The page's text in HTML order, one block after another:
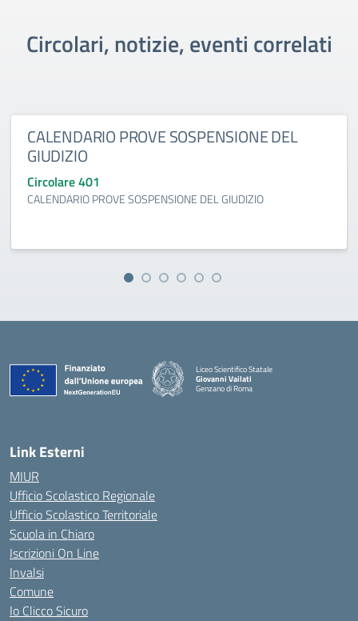
Circolari, notizie, eventi correlati
CALENDARIO PROVE SOSPENSIONE DEL
GIUDIZIO
Circolare 401
CALENDARIO PROVE SOSPENSIONE DEL GIUDIZIO
Liceo Scientifico Statale
Giovanni Vailati
Genzano di Roma
Link Esterni
MIUR
Ufficio Scolastico Regionale
Ufficio Scolastico Territoriale
Scuola in Chiaro
Iscrizioni On Line
Invalsi
Comune
Io Clicco Sicuro